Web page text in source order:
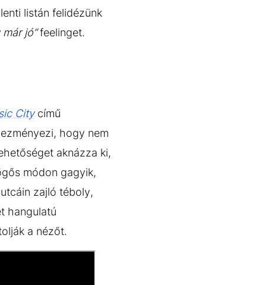
listán felidézünk
jó”feelinget.
City című
hogy nem
aknázza ki,
módon gagyik,
zajló téboly,
hangulatú
a nézőt.